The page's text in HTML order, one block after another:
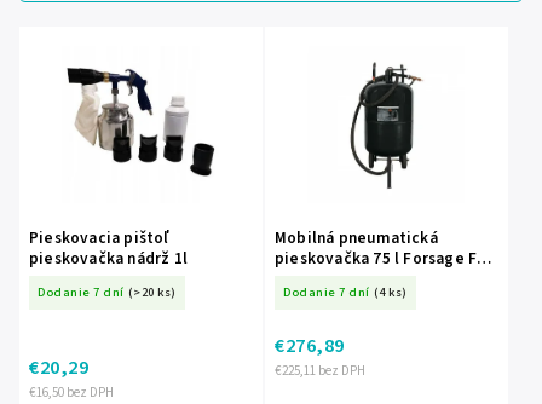
Abecedne
Pieskovacia pištoľ
pieskovačka nádrž 1l
Dodanie 7 dní (>20 ks)
€16,50 bez DPH
€20,29
Mobilná pneumatická
pieskovačka 75 l Forsage FS-
Dodanie 7 dní (4 ks)
€225,11 bez DPH
€276,89